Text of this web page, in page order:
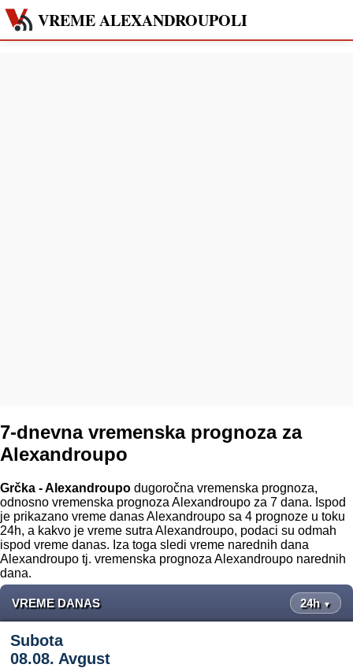
VREME ALEXANDROUPOLI
7-dnevna vremenska prognoza za
Alexandroupo
Grčka - Alexandroupo dugoročna vremenska prognoza,
odnosno vremenska prognoza Alexandroupo za 7 dana. Ispod
je prikazano vreme danas Alexandroupo sa 4 prognoze u toku
24h, a kakvo je vreme sutra Alexandroupo, podaci su odmah
ispod vreme danas. Iza toga sledi vreme narednih dana
Alexandroupo tj. vremenska prognoza Alexandroupo narednih
dana.
VREME DANAS 24h ▼
Subota
08.08. Avgust